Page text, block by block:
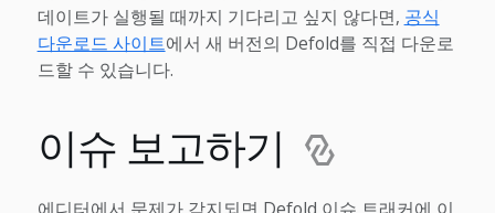
데이트가 실행될 때까지 기다리고 싶지 않다면, 공식
다운로드 사이트에서 새 버전의 Defold를 직접 다운로
드할 수 있습니다.
이슈 보고하기